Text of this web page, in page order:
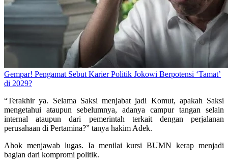
Gempar! Pengamat Sebut Karier Politik Jokowi Berpotensi ‘Tamat’
di 2029?
“Terakhir ya. Selama Saksi menjabat jadi Komut, apakah Saksi
mengetahui ataupun sebelumnya, adanya campur tangan selain
internal ataupun dari pemerintah terkait dengan perjalanan
perusahaan di Pertamina?” tanya hakim Adek.
Ahok menjawab lugas. Ia menilai kursi BUMN kerap menjadi
bagian dari kompromi politik.